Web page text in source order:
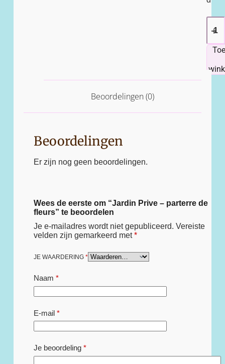
Beoordelingen (0)
Beoordelingen
Er zijn nog geen beoordelingen.
Wees de eerste om “Jardin Prive – parterre de
fleurs” te beoordelen
Je e-mailadres wordt niet gepubliceerd. Vereiste
velden zijn gemarkeerd met*
JE WAARDERING *
Naam *
E-mail*
Je beoordeling *